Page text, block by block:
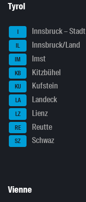
Tyrol
I Innsbruck – Stadt
IL Innsbruck/Land
IM Imst
KB Kitzbühel
KU Kufstein
LA Landeck
LZ Lienz
RE Reutte
SZ Schwaz
Vienne